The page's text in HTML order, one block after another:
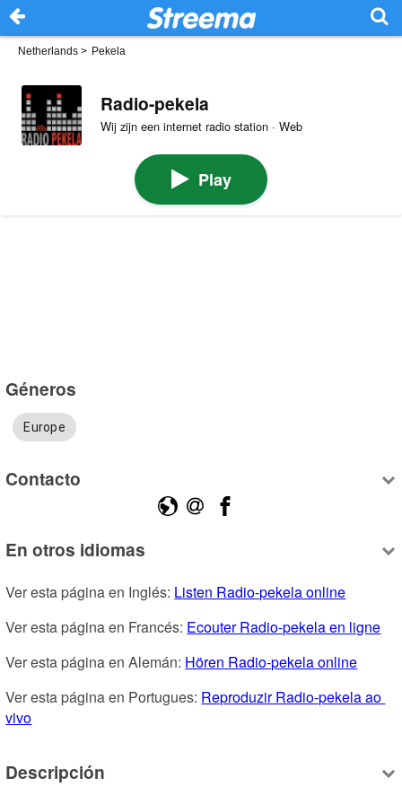
Netherlands > Pekela
Radio-pekela
Wij zijn een internet radio station · Web
Play
Géneros
Europe
Contacto
En otros idiomas
Ver esta página en Inglés: Listen Radio-pekela online
Ver esta página en Francés: Ecouter Radio-pekela en ligne
Ver esta página en Alemán: Hören Radio-pekela online
Ver esta página en Portugues: Reproduzir Radio-pekela ao
vivo
Descripción